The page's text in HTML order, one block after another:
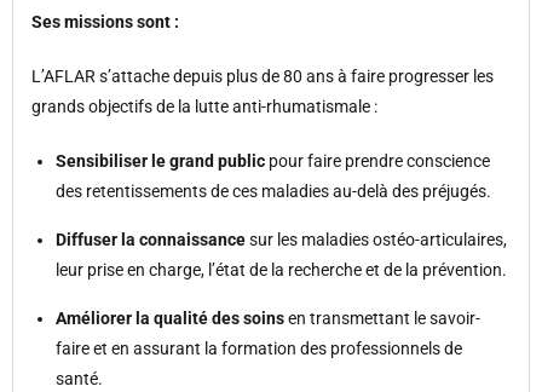
Ses missions sont :
L’AFLAR s’attache depuis plus de 80 ans à faire progresser les
grands objectifs de la lutte anti-rhumatismale :
Sensibiliser le grand public pour faire prendre conscience
des retentissements de ces maladies au-delà des préjugés.
Diffuser la connaissancesur les maladies ostéo-articulaires,
leur prise en charge, l’état de la recherche et de la prévention.
Améliorer la qualité des soinsen transmettant le savoir-
faire et en assurant la formation des professionnels de
santé.